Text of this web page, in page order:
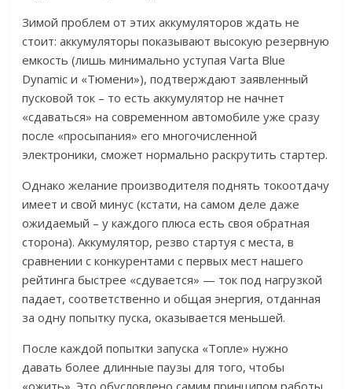
Зимой проблем от этих аккумуляторов ждать не
стоит: аккумуляторы показывают высокую резервную
емкость (лишь минимально уступая Varta Blue
Dynamic и «Тюмени»), подтверждают заявленный
пусковой ток – то есть аккумулятор не начнет
«сдаваться» на современном автомобиле уже сразу
после «просыпания» его многочисленной
электроники, сможет нормально раскрутить стартер.
Однако желание производителя поднять токоотдачу
имеет и свой минус (кстати, на самом деле даже
ожидаемый – у каждого плюса есть своя обратная
сторона). Аккумулятор, резво стартуя с места, в
сравнении с конкурентами с первых мест нашего
рейтинга быстрее «сдувается» — ток под нагрузкой
падает, соответственно и общая энергия, отданная
за одну попытку пуска, оказывается меньшей.
После каждой попытки запуска «Топле» нужно
давать более длинные паузы для того, чтобы
«ожить». Это обусловлено самим принципом работы